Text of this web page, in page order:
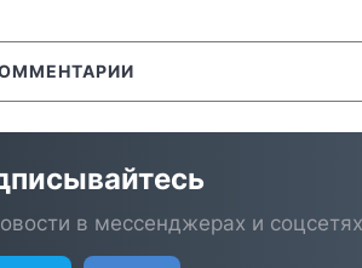
в мессенджерах и соцсетях